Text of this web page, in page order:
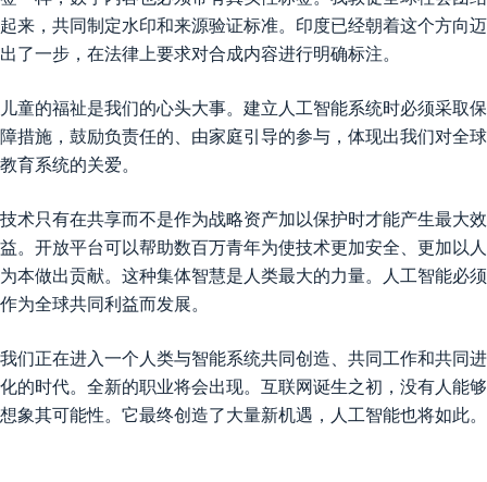
起来，共同制定水印和来源验证标准。印度已经朝着这个方向迈
出了一步，在法律上要求对合成内容进行明确标注。
儿童的福祉是我们的心头大事。建立人工智能系统时必须采取保
障措施，鼓励负责任的、由家庭引导的参与，体现出我们对全球
教育系统的关爱。
技术只有在共享而不是作为战略资产加以保护时才能产生最大效
益。开放平台可以帮助数百万青年为使技术更加安全、更加以人
为本做出贡献。这种集体智慧是人类最大的力量。人工智能必须
作为全球共同利益而发展。
我们正在进入一个人类与智能系统共同创造、共同工作和共同进
化的时代。全新的职业将会出现。互联网诞生之初，没有人能够
想象其可能性。它最终创造了大量新机遇，人工智能也将如此。